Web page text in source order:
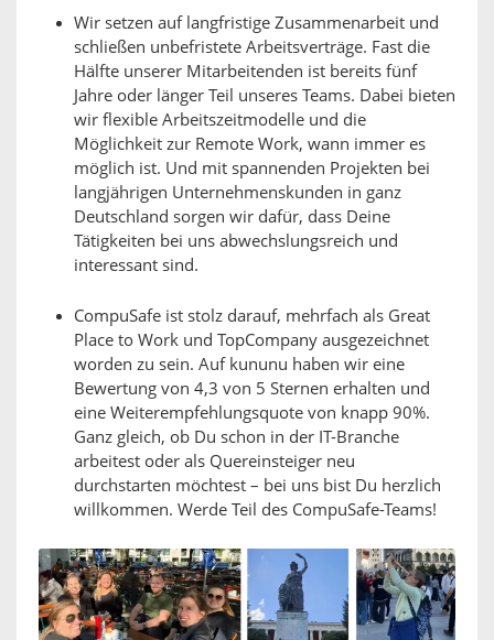
Wir setzen auf langfristige Zusammenarbeit und
schließen unbefristete Arbeitsverträge. Fast die
Hälfte unserer Mitarbeitenden ist bereits fünf
Jahre oder länger Teil unseres Teams. Dabei bieten
wir flexible Arbeitszeitmodelle und die
Möglichkeit zur Remote Work, wann immer es
möglich ist. Und mit spannenden Projekten bei
langjährigen Unternehmenskunden in ganz
Deutschland sorgen wir dafür, dass Deine
Tätigkeiten bei uns abwechslungsreich und
interessant sind.
CompuSafe ist stolz darauf, mehrfach als Great
Place to Work und TopCompany ausgezeichnet
worden zu sein. Auf kununu haben wir eine
Bewertung von 4,3 von 5 Sternen erhalten und
eine Weiterempfehlungsquote von knapp 90%.
Ganz gleich, ob Du schon in der IT-Branche
arbeitest oder als Quereinsteiger neu
durchstarten möchtest – bei uns bist Du herzlich
willkommen. Werde Teil des CompuSafe-Teams!